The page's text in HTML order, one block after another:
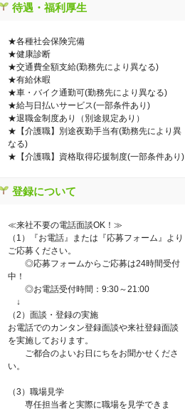
待遇・福利厚生
★各種社会保険完備
★健康診断
★交通費全額支給(勤務先により異なる)
★有給休暇
★車・バイク通勤可(勤務先により異なる)
★給与日払いサービス(一部条件あり)
★退職金制度あり（別途規定あり）
★【介護職】別途夜勤手当有(勤務先により異
なる)
★【介護職】資格取得応援制度(一部条件あり)
登録について
≪来社不要の電話面談OK！≫
（1）『お電話』または『応募フォーム』より
ご応募ください。
◎応募フォームからご応募は24時間受付
中！
◎お電話受付時間：9:30～21:00
↓
（2）面談・登録の実施
お電話でのカンタン登録面談や来社登録面談
を実施しております。
ご都合のよいお日にちをお聞かせくださ
い。
（3）職場見学
専任担当者と実際に職場を見学できま